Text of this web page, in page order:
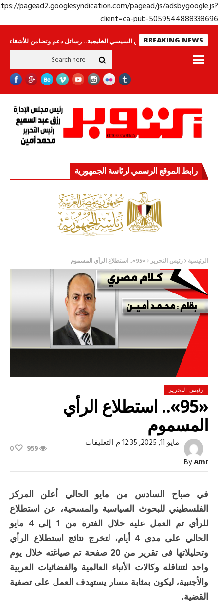
https://pagead2.googlesyndication.com/pagead/js/
client=ca-pub-
BREAKING NEWS
جولة الرئيس السيسي الخليجية.. رسائل دعم وتضامن للأشقاء جهاز مستقبل
رابط الموقع الرسمي لرئاسة الجمهورية
الرئيسية رئيس التحرير «95».. استطلاع الرأي المسموم
رئيس التحرير
«95».. استطلاع الرأي
المسموم
ByAmr
مايو 11, 2025, 12:35 م التعليقاتعلى
المسموم
959
0
في صباح السادس من مايو الحالي أعلن المركز
الفلسطيني للبحوث السياسية والمسحية، عن استطلاع
للرأي تم العمل عليه خلال الفترة من 1 إلى 4 مايو
الحالي على مدى 4 أيام، لتخرج نتائج استطلاع الرأي
وتحليلاتها فى تقرير من 20 صفحة تم صياغته خلال يوم
واحد لتتناقله وكالات الأنباء العالمية والفضائيات العربية
والأجنبية، ليكون بمثابة مسار يستهدف العمل على تصفية
القضية.